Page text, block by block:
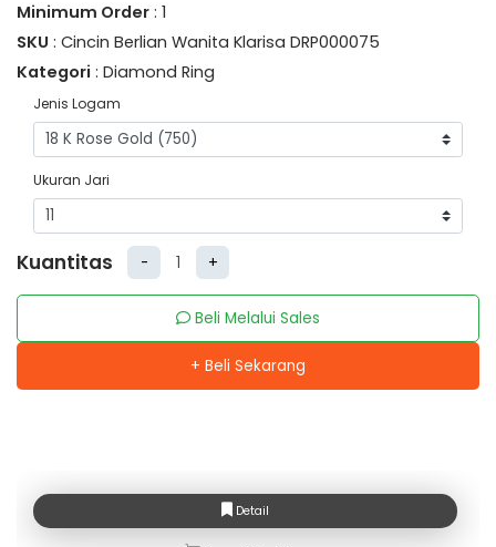
Minimum Order : 1
SKU : Cincin Berlian Wanita Klarisa DRP000075
Kategori : Diamond Ring
Jenis Logam
Ukuran Jari
Kuantitas - +
Beli Melalui Sales
+ Beli Sekarang
Detail